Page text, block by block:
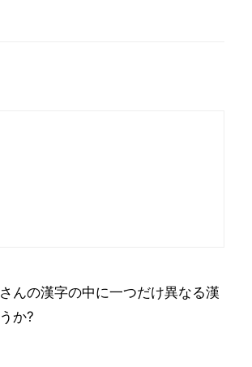
んの漢字の中に一つだけ異なる漢
か?